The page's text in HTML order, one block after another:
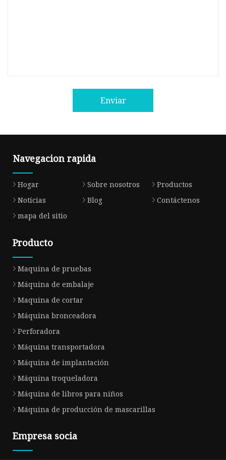
Enviar
Navegacion rapida
Hogar Sobre nosotros
Productos
Noticias
Blog
Contáctenos
mapa del sitio
Producto
Maquina de pruebas
Máquina de embalaje
Maquina de cortar
Máquina bronceadora
Perforadora
Máquina transportadora
Máquina de implantación
Máquina troqueladora
Máquina de libros para niños
Máquina de producción de mascarillas
Empresa socia